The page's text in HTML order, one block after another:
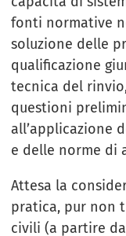
fonti normative
soluzione delle
qualificazione
tecnica del
questioni
all’applicazione
e delle norme di
Attesa la
pratica, pur non
civili (a partire